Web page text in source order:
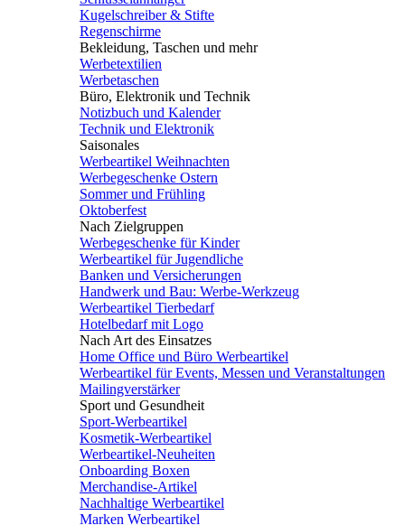
Kugelschreiber & Stifte
Regenschirme
Bekleidung, Taschen und mehr
Werbetextilien
Werbetaschen
Büro, Elektronik und Technik
Notizbuch und Kalender
Technik und Elektronik
Saisonales
Werbeartikel Weihnachten
Werbegeschenke Ostern
Sommer und Frühling
Oktoberfest
Nach Zielgruppen
Werbegeschenke für Kinder
Werbeartikel für Jugendliche
Banken und Versicherungen
Handwerk und Bau: Werbe-Werkzeug
Werbeartikel Tierbedarf
Hotelbedarf mit Logo
Nach Art des Einsatzes
Home Office und Büro Werbeartikel
Werbeartikel für Events, Messen und Veranstaltungen
Mailingverstärker
Sport und Gesundheit
Sport-Werbeartikel
Kosmetik-Werbeartikel
Werbeartikel-Neuheiten
Onboarding Boxen
Merchandise-Artikel
Nachhaltige Werbeartikel
Marken Werbeartikel